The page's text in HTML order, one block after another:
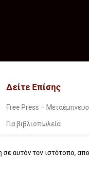
Δείτε Επίσης
Free Press –
Για βιβλιοπωλεία
Για δημοσιογράφους
αυτόν τον ιστότοπο,